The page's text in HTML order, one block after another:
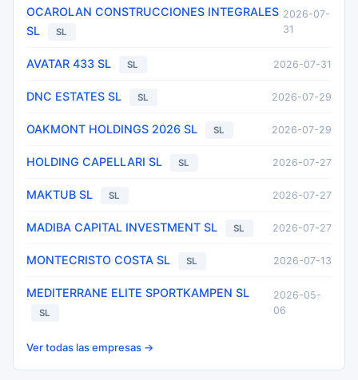
OCAROLAN CONSTRUCCIONES INTEGRALES
SL
SL
2026-07-
31
AVATAR 433 SL SL 2026-07-31
DNC ESTATES SL SL 2026-07-29
OAKMONT HOLDINGS 2026 SL SL 2026-07-29
HOLDING CAPELLARI SL SL 2026-07-27
MAKTUB SL SL 2026-07-27
MADIBA CAPITAL INVESTMENT SL SL 2026-07-27
MONTECRISTO COSTA SL SL 2026-07-13
MEDITERRANE ELITE SPORTKAMPEN SL
SL
2026-05-
06
Ver todas las empresas →